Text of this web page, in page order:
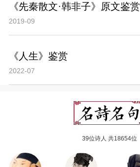
《先秦散文·韩非子》原文鉴赏
2019-09
《人生》鉴赏
2022-07
39位诗人 共18654位